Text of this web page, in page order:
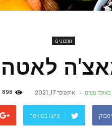
פורטלמתכונים
לאטה
טעים - אוקטובר 17, 2021 898
צייצו בטוויטר